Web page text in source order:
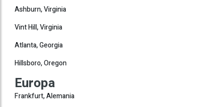
Ashburn, Virginia
Vint Hill, Virginia
Atlanta, Georgia
Hillsboro, Oregon
Europa
Frankfurt, Alemania